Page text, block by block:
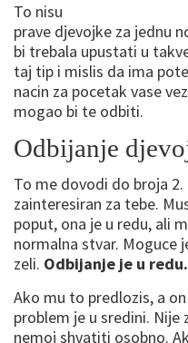
To nisu
prave djevojke za jednu
bi trebala upustati u
taj tip i mislis da ima
nacin za pocetak vase
mogao bi te odbiti.
Odbijanje
To me dovodi do broja
zainteresiran za tebe.
poput, ona je u redu, ali
normalna stvar. Moguce
zeli. Odbijanje je u redu.
Ako mu to predlozis, a
problem je u sredini.
nemoj shvatiti osobno.